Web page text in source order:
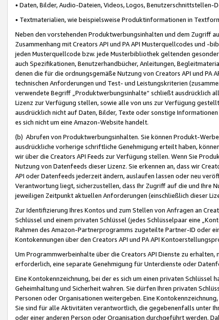
• Daten, Bilder, Audio-Dateien, Videos, Logos, Benutzerschnittstellen-
• Textmaterialien, wie beispielsweise Produktinformationen in
Neben den vorstehenden Produktwerbungsinhalten und dem Zugriff
Zusammenhang mit Creators API und PA API Musterquellcodes und
jeden Musterquellcode bzw. jede Musterbibliothek geltenden
auch Spezifikationen, Benutzerhandbücher, Anleitungen,
denen die für die ordnungsgemäße Nutzung von Creators API und PA
technischen Anforderungen und Test- und Leistungskriterien
verwendete Begriff „Produktwerbungsinhalte“ schließt ausdrücklich
Lizenz zur Verfügung stellen, sowie alle von uns zur Verfügung
ausdrücklich nicht auf Daten, Bilder, Texte oder sonstige
es sich nicht um eine Amazon-Website handelt.
(b) Abrufen von Produktwerbungsinhalten. Sie können Produkt-
ausdrückliche vorherige schriftliche Genehmigung erteilt haben,
wir über die Creators API Feeds zur Verfügung stellen. Wenn Sie
Nutzung von Datenfeeds dieser Lizenz. Sie erkennen an, dass wir
API oder Datenfeeds jederzeit ändern, auslaufen lassen oder neu
Verantwortung liegt, sicherzustellen, dass Ihr Zugriff auf die und Ihre
jeweiligen Zeitpunkt aktuellen Anforderungen (einschließlich dieser
Zur Identifizierung Ihres Kontos und zum Stellen von Anfragen an
Schlüssel und einem privaten Schlüssel (jedes Schlüsselpaar eine
Rahmen des Amazon-Partnerprogramms zugeteilte Partner-ID oder
Kontokennungen über den Creators API und PA API
Um Programmwerbeinhalte über die Creators API Dienste zu
erforderlich, eine separate Genehmigung für Unterdienste oder
Eine Kontokennzeichnung, bei der es sich um einen privaten
Geheimhaltung und Sicherheit wahren. Sie dürfen Ihren privaten
Personen oder Organisationen weitergeben. Eine
Sie sind für alle Aktivitäten verantwortlich, die gegebenenfalls unter
oder einer anderen Person oder Organisation durchgeführt werden.